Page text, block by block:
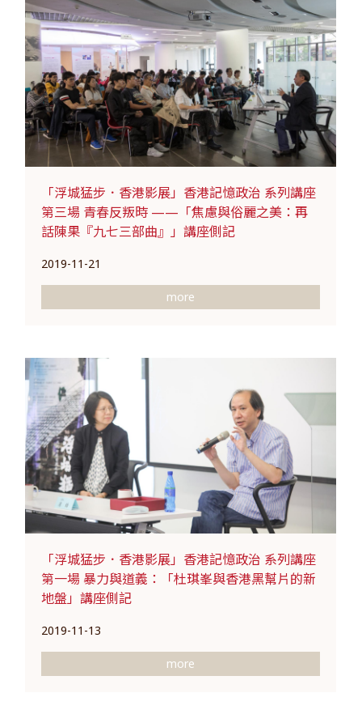
「浮城猛步．香港影展」香港記憶政治 系列講座
第三場 青春反叛時 ——「焦慮與俗麗之美：再
話陳果『九七三部曲』」講座側記
2019-11-21
more
「浮城猛步．香港影展」香港記憶政治 系列講座
第一場 暴力與道義：「杜琪峯與香港黑幫片的新
地盤」講座側記
2019-11-13
more